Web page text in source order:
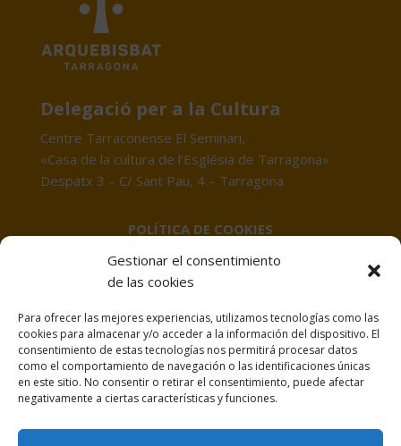
Gestionar el consentimiento
de las cookies
Para ofrecer las mejores experiencias, utilizamos tecnologías como las
cookies para almacenar y/o acceder a la información del dispositivo. El
consentimiento de estas tecnologías nos permitirá procesar datos
como el comportamiento de navegación o las identificaciones únicas
en este sitio. No consentir o retirar el consentimiento, puede afectar
negativamente a ciertas características y funciones.
Delegació per a la Cultura
Centre Tarraconense El Seminari,
«Casa de la cultura de l’Església de Tarragona»
Despatx 3 – C/ Sant Pau, 4 – Tarragona
POLÍTICA DE COOKIES
PROTECCIÓ DE DADES
AVÍS LEGAL